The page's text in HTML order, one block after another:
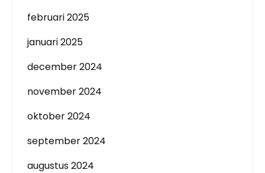
februari 2025
januari 2025
december 2024
november 2024
oktober 2024
september 2024
augustus 2024